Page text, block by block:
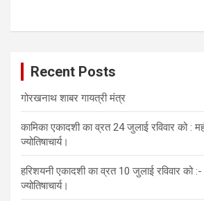
Recent Posts
गोरखनाथ शाबर गायत्री मंत्र
कामिका एकादशी का व्रत 24 जुलाई रविवार को :
ज्योतिषाचार्य।
हरिशयनी एकादशी का व्रत 10 जुलाई रविवार को :-
ज्योतिषाचार्य।